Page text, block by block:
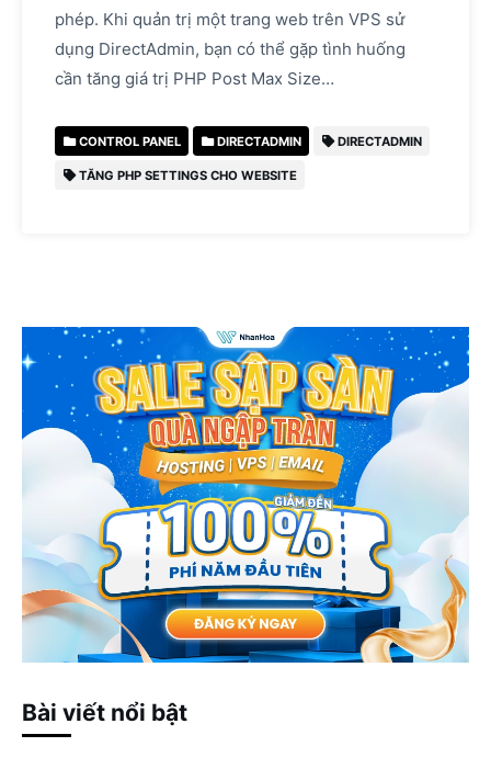
phép. Khi quản trị một trang web trên VPS sử
dụng DirectAdmin, bạn có thể gặp tình huống
cần tăng giá trị PHP Post Max Size…
CONTROL PANEL DIRECTADMIN DIRECTADMIN
TĂNG PHP SETTINGS CHO WEBSITE
Bài viết nổi bật